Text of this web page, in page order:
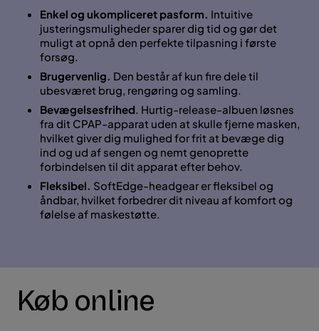
Enkel og ukompliceret pasform. Intuitive
justeringsmuligheder sparer dig tid og gør det
muligt at opnå den perfekte tilpasning i første
forsøg.
Brugervenlig. Den består af kun fire dele til
ubesværet brug, rengøring og samling.
Bevægelsesfrihed. Hurtig-release-albuen løsnes
fra dit CPAP-apparat uden at skulle fjerne masken,
hvilket giver dig mulighed for frit at bevæge dig
ind og ud af sengen og nemt genoprette
forbindelsen til dit apparat efter behov.
Fleksibel. SoftEdge-headgear er fleksibel og
åndbar, hvilket forbedrer dit niveau af komfort og
følelse af maskestøtte.
Køb online